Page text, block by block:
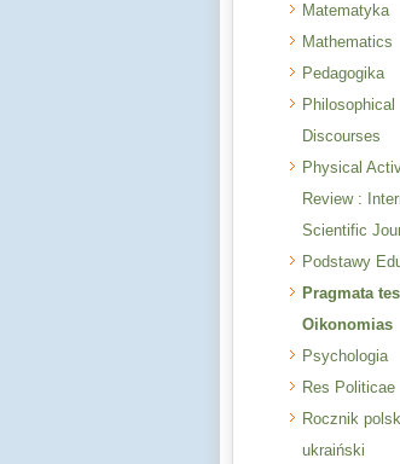
Matematyka
Mathematics
Pedagogika
Philosophical
Discourses
Physical
Review :
Scientific
Podstawy
Pragmata tes
Oikonomias
Psychologia
Res Politicae
Rocznik
ukraiński